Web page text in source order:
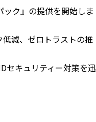
ク』の提供を開始しま
減、ゼロトラストの推
セキュリティー対策を迅